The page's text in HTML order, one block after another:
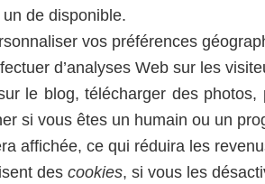
de disponible.
vos préférences
d’analyses Web sur les
le blog, télécharger des
si vous êtes un humain ou un
affichée, ce qui réduira les
des cookies, si vous les